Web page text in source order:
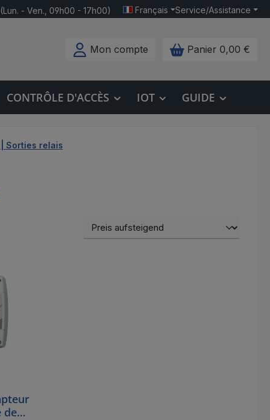
(Lun. - Ven., 09h00 - 17h00) Français Service/Assistance
Mon compte Panier 0,00 €
CONTRÔLE D'ACCÈS IOT GUIDE
Sorties relais
de